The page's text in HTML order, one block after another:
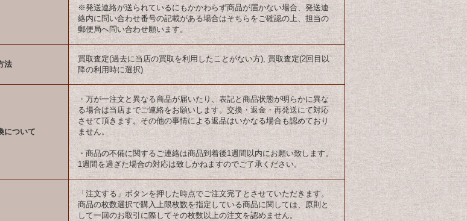
※発送連絡が送られているにもかかわらず商品が届かない場合、発送連
絡内に問い合わせ番号の記載がある場合はそちらをご確認の上、担当の
郵便局へ問い合わせ願います。
法
買取査定(過去に当店の買取を利用したことがない方), 買取査定(2回目以
降の利用時に選択)
について
・万が一注文と異なる商品が届いたり、表記と商品状態が明らかに異な
る場合は当店までご連絡をお願いします。交換・返金・再発送にて対応
させて頂きます。その他の事情による返品はいかなる場合も認めており
ません。
・商品の不備に関するご連絡は商品到着後1週間以内にお願い致します。
1週間を過ぎた場合の対応は致しかねますのでご了承ください。
「注文する」ボタンを押した時点でご注文完了とさせていただきます。
商品の枚数選択で購入上限枚数を指定している商品に関しては、原則と
して一回のお取引に際してその枚数以上の注文を認めません。